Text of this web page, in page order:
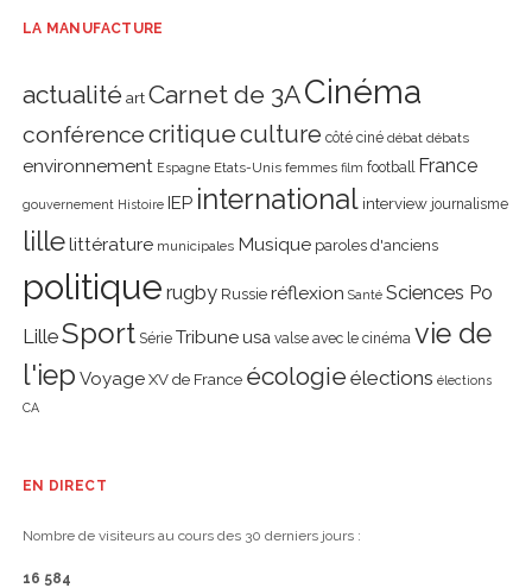
LA MANUFACTURE
actualité art Carnet de 3ACinéma
conférencecritiqueculture côté ciné débat débats
environnement Espagne Etats-Unis femmes film football France
gouvernement Histoire IEP international interview journalisme
lillelittérature municipales Musique paroles d'anciens
politique rugby Russie réflexion Santé Sciences Po
LilleSport Série Tribune usa valse avec le cinéma vie de
l'iep Voyage XV de France écologie élections élections
CA
EN DIRECT
Nombre de visiteurs au cours des 30 derniers jours :
16 584